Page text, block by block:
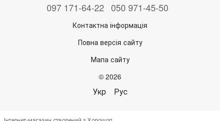
097 171-64-22 050 971-45-50
Контактна інформація
Повна версія сайту
Мапа сайту
© 2026
Укр Рус